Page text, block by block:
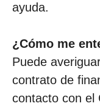
ayuda.
¿Cómo me
Puede
contrato de
contacto con el